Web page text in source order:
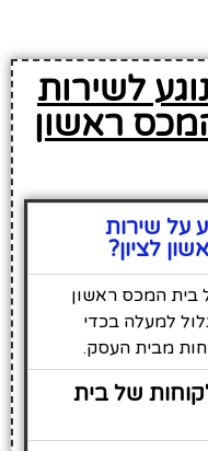
לשירות
ראשון
על שירות
לציון?
בית המכס ראשון
למעלה בכדי
מבית העסק.
של בית